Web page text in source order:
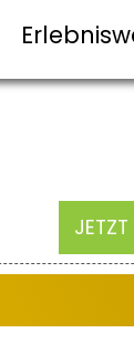
JETZT